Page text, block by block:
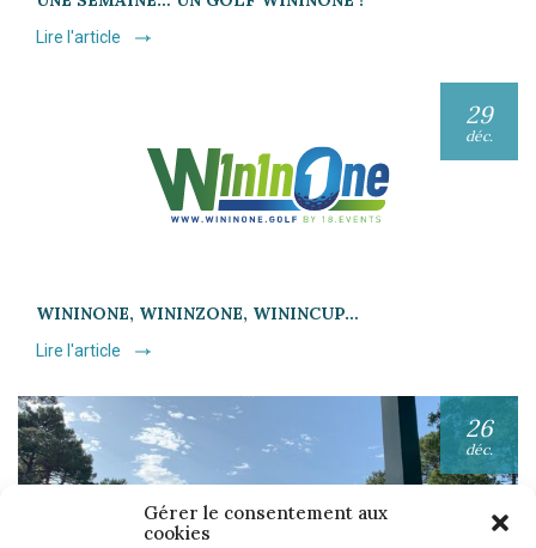
Gérer le consentement aux
cookies
Lire l'article
29
déc.
WININONE, WININZONE, WININCUP…
Lire l'article
26
déc.